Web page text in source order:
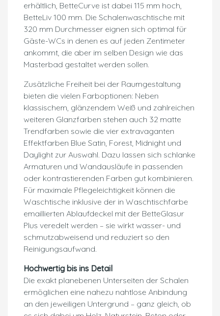
erhältlich, BetteCurve ist dabei 115 mm hoch,
BetteLiv 100 mm. Die Schalenwaschtische mit
320 mm Durchmesser eignen sich optimal für
Gäste-WCs in denen es auf jeden Zentimeter
ankommt, die aber im selben Design wie das
Masterbad gestaltet werden sollen.
Zusätzliche Freiheit bei der Raumgestaltung
bieten die vielen Farboptionen: Neben
klassischem, glänzendem Weiß und zahlreichen
weiteren Glanzfarben stehen auch 32 matte
Trendfarben sowie die vier extravaganten
Effektfarben Blue Satin, Forest, Midnight und
Daylight zur Auswahl. Dazu lassen sich schlanke
Armaturen und Wandausläufe in passenden
oder kontrastierenden Farben gut kombinieren.
Für maximale Pflegeleichtigkeit können die
Waschtische inklusive der in Waschtischfarbe
emaillierten Ablaufdeckel mit der BetteGlasur
Plus veredelt werden – sie wirkt wasser- und
schmutzabweisend und reduziert so den
Reinigungsaufwand.
Hochwertig bis ins Detail
Die exakt planebenen Unterseiten der Schalen
ermöglichen eine nahezu nahtlose Anbindung
an den jeweiligen Untergrund – ganz gleich, ob